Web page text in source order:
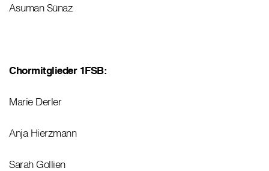
Asuman Sünaz
Chormitglieder 1FSB:
Marie Derler
Anja Hierzmann
Sarah Gollien